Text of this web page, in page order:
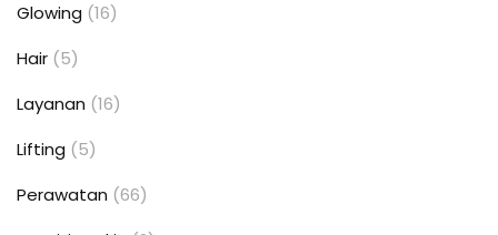
Glowing (16)
Hair (5)
Layanan (16)
Lifting (5)
Perawatan (66)